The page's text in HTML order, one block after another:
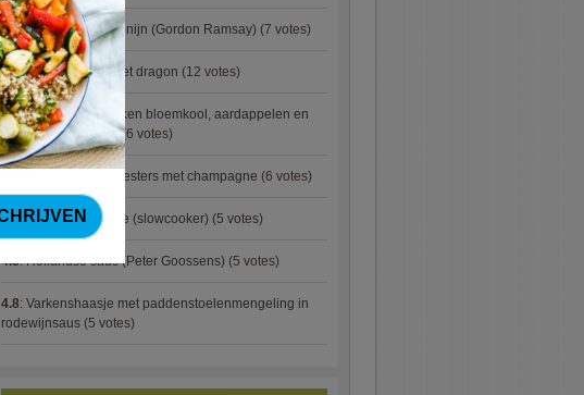
4.9:Fricassee van konijn (Gordon Ramsay) (7 votes)
4.8:Gestoofde kip met dragon (12 votes)
4.8:Zalm met gebakken bloemkool, aardappelen en
spek (Jeroen Meus)(6 votes)
Gegratineerde oesters met champagne (6 votes)
4.8:Linzenbolognese (slowcooker) (5 votes)
4.8:Hollandse saus (Peter Goossens) (5 votes)
4.8: Varkenshaasje met paddenstoelenmengeling in
rodewijnsaus (5 votes)